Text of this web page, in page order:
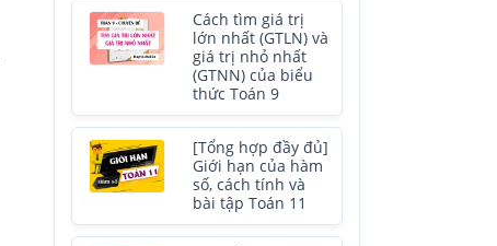
Cách tìm giá trị
lớn nhất (GTLN) và
giá trị nhỏ nhất
(GTNN) của biểu
thức Toán 9
[Tổng hợp đầy đủ]
Giới hạn của hàm
số, cách tính và
bài tập Toán 11